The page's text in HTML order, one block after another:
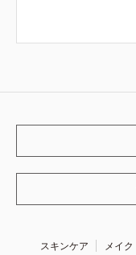
スキンケア メイク